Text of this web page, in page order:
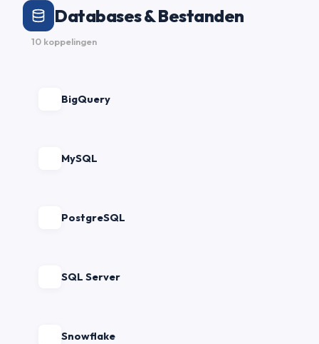
Databases & Bestanden
10 koppelingen
BigQuery
MySQL
PostgreSQL
SQL Server
Snowflake